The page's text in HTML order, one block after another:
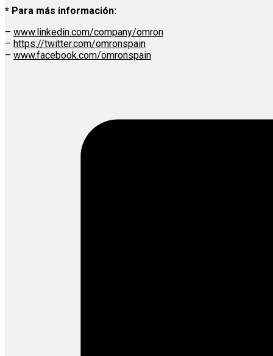
* Para más información:
– www.linkedin.com/company/omron
– https://twitter.com/omronspain
– www.facebook.com/omronspain